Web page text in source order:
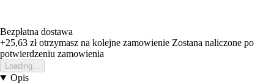
Bezpłatna dostawa
+25,63 złotrzymasz na kolejne zamowienie Zostana naliczone po
potwierdzeniu zamowienia
Loading...
Opis